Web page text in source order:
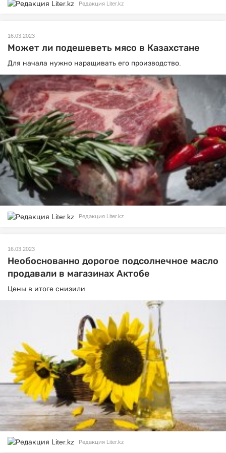
Редакция Liter.kz
16.03.2023
Может ли подешеветь мясо в Казахстане
Для начала нужно наращивать его производство.
Редакция Liter.kz
16.03.2023
Необоснованно дорогое подсолнечное масло
продавали в магазинах Актобе
Цены в итоге снизили.
Редакция Liter.kz